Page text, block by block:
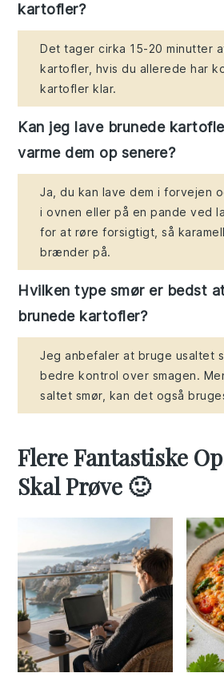
kartofler?
Det tager cirka 15-20 minutter
kartofler, hvis du allerede har
kartofler klar.
Kan jeg lave brunede
varme dem op senere?
Ja, du kan lave dem i forvejen
i ovnen eller på en pande ved
for at røre forsigtigt, så
brænder på.
Hvilken type smør er bedst
brunede kartofler?
Jeg anbefaler at bruge usaltet
bedre kontrol over smagen.
saltet smør, kan det også
Flere Fantastiske
Skal Prøve 🙂